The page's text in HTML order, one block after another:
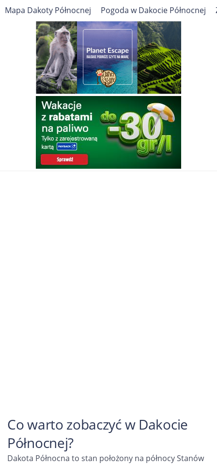
Cel podróży
STANY ZJEDNOCZONE
Dakota
Północna
ATRAKCJE TURYSTYCZNE, ZABYTKI, PRZEWODNIK
Ameryka Północna Stany Zjednoczone Dakota Północna
Mapa Dakoty Północnej Pogoda w Dakocie Północnej
Co warto zobaczyć w Dakocie
Północnej?
Dakota Północna to stan położony na północy Stanów